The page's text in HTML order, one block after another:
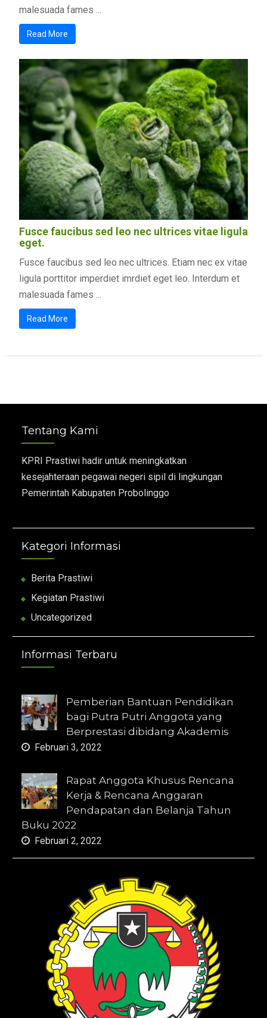
malesuada fames ...
Read More
Fusce faucibus sed leo nec ultrices vitae ligula
eget.
Fusce faucibus sed leo nec ultrices. Etiam nec ex vitae
ligula porttitor imperdiet imrdiet eget leo. Interdum et
malesuada fames ...
Read More
Tentang Kami
KPRI Prastiwi hadir untuk meningkatkan
kesejahteraan pegawai negeri sipil di lingkungan
Pemerintah Kabupaten Probolinggo
Kategori Informasi
Berita Prastiwi
Kegiatan Prastiwi
Uncategorized
Informasi Terbaru
Pemberian Bantuan Pendidikan
bagi Putra Putri Anggota yang
Berprestasi dibidang Akademis
Februari 3, 2022
Rapat Anggota Khusus Rencana
Kerja & Rencana Anggaran
Pendapatan dan Belanja Tahun
Buku 2022
Februari 2, 2022